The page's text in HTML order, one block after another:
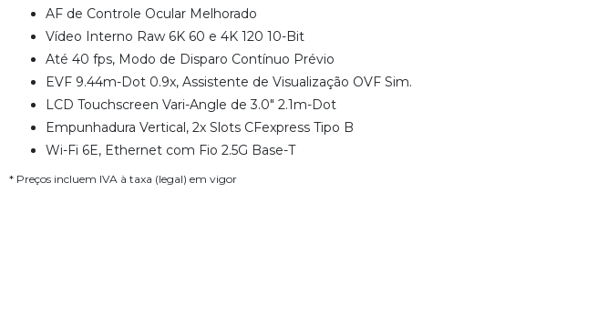
AF de Controle Ocular Melhorado
Vídeo Interno Raw 6K 60 e 4K 120 10-Bit
Até 40 fps, Modo de Disparo Contínuo Prévio
EVF 9.44m-Dot 0.9x, Assistente de Visualização OVF Sim.
LCD Touchscreen Vari-Angle de 3.0" 2.1m-Dot
Empunhadura Vertical, 2x Slots CFexpress Tipo B
Wi-Fi 6E, Ethernet com Fio 2.5G Base-T
* Preços incluem IVA à taxa (legal) em vigor